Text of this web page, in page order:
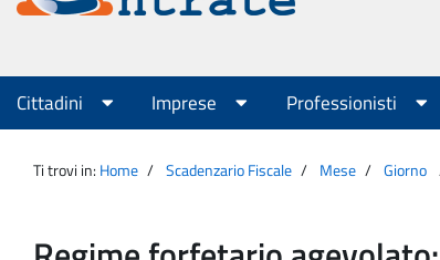
Agenzia
Entrate
Menu
principale
Cittadini Imprese Professionisti
Ti trovi in: Home Scadenzario Fiscale Mese Giorno